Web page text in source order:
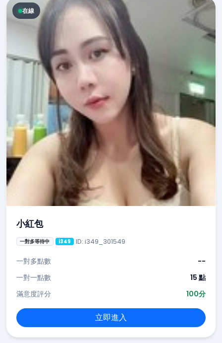
在線
小紅包
一對多等待中 i349 ID: i349_301549
一對多點數
--
一對一點數
15 點
滿意度評分
100分
立即進入